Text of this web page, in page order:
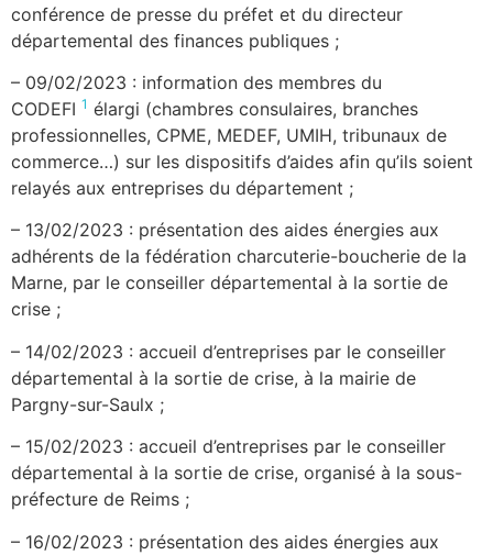
conférence de presse du préfet et du directeur
départemental des finances publiques ;
– 09/02/2023 : information des membres du
CODEFI 1 élargi (chambres consulaires, branches
professionnelles, CPME, MEDEF, UMIH, tribunaux de
commerce…) sur les dispositifs d’aides afin qu’ils soient
relayés aux entreprises du département ;
– 13/02/2023 : présentation des aides énergies aux
adhérents de la fédération charcuterie-boucherie de la
Marne, par le conseiller départemental à la sortie de
crise ;
– 14/02/2023 : accueil d’entreprises par le conseiller
départemental à la sortie de crise, à la mairie de
Pargny-sur-Saulx ;
– 15/02/2023 : accueil d’entreprises par le conseiller
départemental à la sortie de crise, organisé à la sous-
préfecture de Reims ;
– 16/02/2023 : présentation des aides énergies aux